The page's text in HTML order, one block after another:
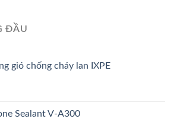
ĐẦU
gió chống cháy lan IXPE
Sealant V-A300